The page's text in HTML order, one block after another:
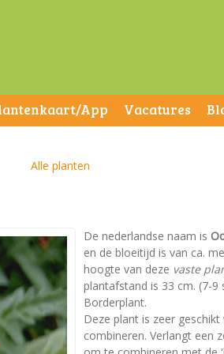
App Vacatures
Alle planten
De nederlandse naam is
en de bloeitijd is van ca.
hoogte van deze vaste
plantafstand is 33 cm. (7-9
Borderplant.
Deze plant is zeer
combineren. Verlangt een